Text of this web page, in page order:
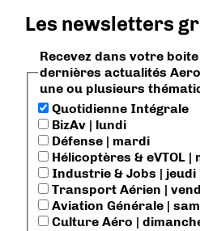
Les newsletters
Recevez dans votre boite
dernières actualités
une ou plusieurs
Quotidienne Intégrale
BizAv | lundi
Défense | mardi
Hélicoptères & eVTOL |
Industrie & Jobs | jeudi
Transport Aérien |
Aviation Générale |
Culture Aéro |